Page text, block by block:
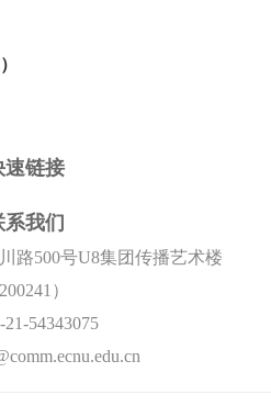
速链接
系我们
路500号U8集团传播艺术楼
200241）
21-54343075